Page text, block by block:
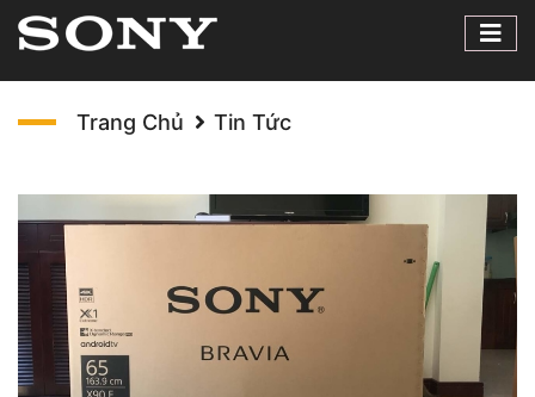
Trang Chủ Tin Tức